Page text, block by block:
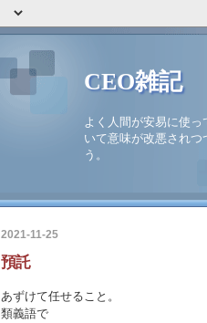
CEO雑記
よく人間が安易に使
いて意味が改悪され
う。
2021-11-25
預託
あずけて任せること。
類義語で